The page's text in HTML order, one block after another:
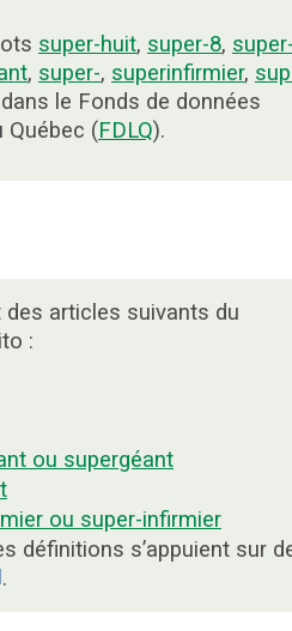
super-huit, super-8,
, super-, superinfirmier,
dans le Fonds de données
Québec (FDLQ).
des articles suivants du
:
ou supergéant
ou super-infirmier
définitions s’appuient sur
.